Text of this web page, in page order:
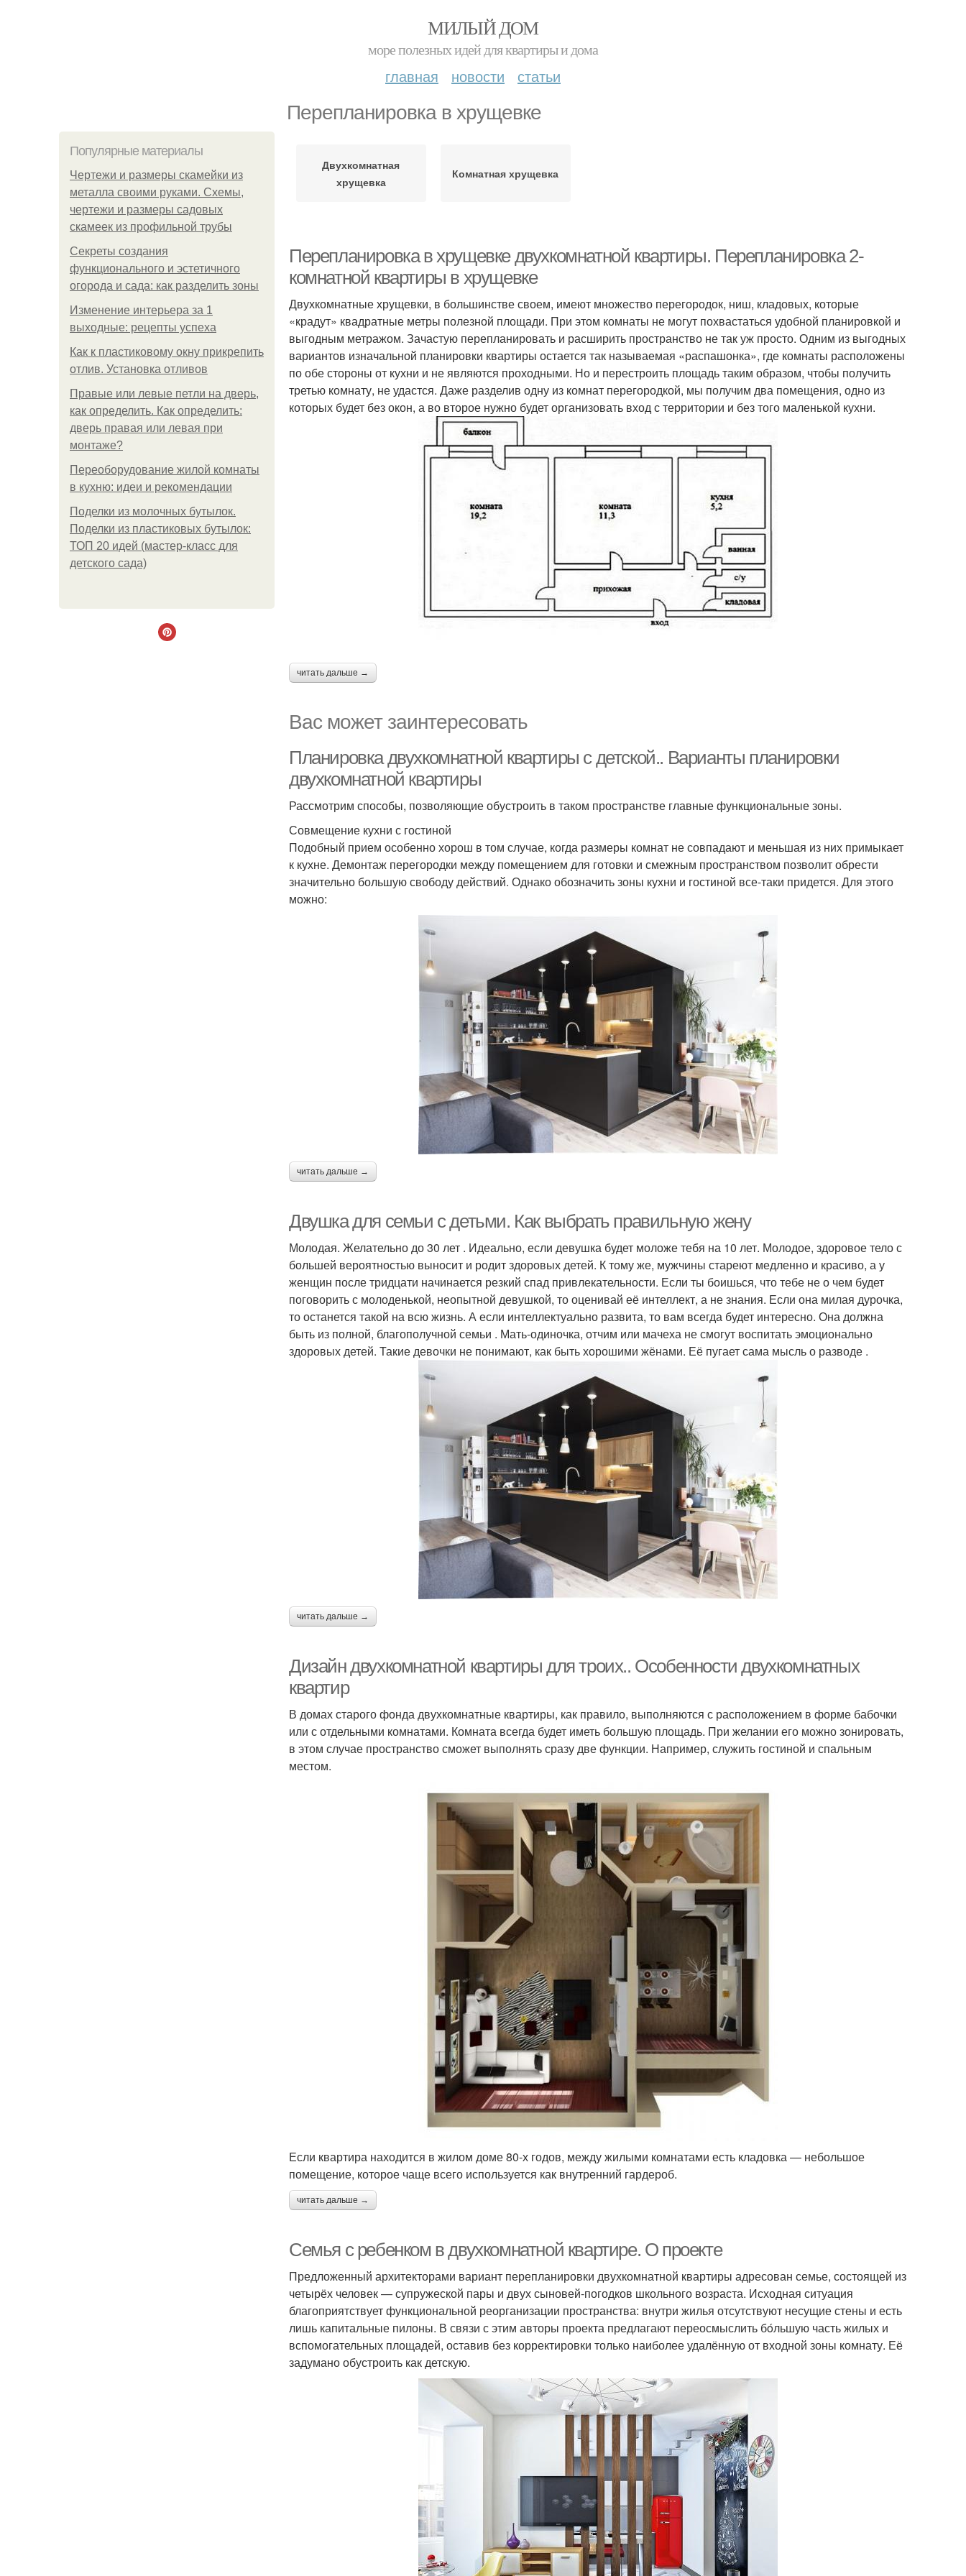
МИЛЫЙ ДОМ
море полезных идей для квартиры и дома
главная новости статьи
Перепланировка в хрущевке
Популярные материалы
Чертежи и размеры скамейки из
металла своими руками. Схемы,
чертежи и размеры садовых
скамеек из профильной трубы
Секреты создания
функционального и эстетичного
огорода и сада: как разделить зоны
Изменение интерьера за 1
выходные: рецепты успеха
Как к пластиковому окну прикрепить
отлив. Установка отливов
Правые или левые петли на дверь,
как определить. Как определить:
дверь правая или левая при
монтаже?
Переоборудование жилой комнаты
в кухню: идеи и рекомендации
Поделки из молочных бутылок.
Поделки из пластиковых бутылок:
ТОП 20 идей (мастер-класс для
детского сада)
Двухкомнатная
хрущевка
Комнатная хрущевка
Перепланировка в хрущевке двухкомнатной квартиры. Перепланировка 2-
комнатной квартиры в хрущевке
Двухкомнатные хрущевки, в большинстве своем, имеют множество перегородок, ниш, кладовых, которые
«крадут» квадратные метры полезной площади. При этом комнаты не могут похвастаться удобной планировкой и
выгодным метражом. Зачастую перепланировать и расширить пространство не так уж просто. Одним из выгодных
вариантов изначальной планировки квартиры остается так называемая «распашонка», где комнаты расположены
по обе стороны от кухни и не являются проходными. Но и перестроить площадь таким образом, чтобы получить
третью комнату, не удастся. Даже разделив одну из комнат перегородкой, мы получим два помещения, одно из
которых будет без окон, а во второе нужно будет организовать вход с территории и без того маленькой кухни.
читать дальше →
Вас может заинтересовать
Планировка двухкомнатной квартиры с детской.. Варианты планировки
двухкомнатной квартиры
Рассмотрим способы, позволяющие обустроить в таком пространстве главные функциональные зоны.
Совмещение кухни с гостиной
Подобный прием особенно хорош в том случае, когда размеры комнат не совпадают и меньшая из них примыкает
к кухне. Демонтаж перегородки между помещением для готовки и смежным пространством позволит обрести
значительно большую свободу действий. Однако обозначить зоны кухни и гостиной все-таки придется. Для этого
можно:
читать дальше →
Двушка для семьи с детьми. Как выбрать правильную жену
Молодая. Желательно до 30 лет . Идеально, если девушка будет моложе тебя на 10 лет. Молодое, здоровое тело с
большей вероятностью выносит и родит здоровых детей. К тому же, мужчины стареют медленно и красиво, а у
женщин после тридцати начинается резкий спад привлекательности. Если ты боишься, что тебе не о чем будет
поговорить с молоденькой, неопытной девушкой, то оценивай её интеллект, а не знания. Если она милая дурочка,
то останется такой на всю жизнь. А если интеллектуально развита, то вам всегда будет интересно. Она должна
быть из полной, благополучной семьи . Мать-одиночка, отчим или мачеха не смогут воспитать эмоционально
здоровых детей. Такие девочки не понимают, как быть хорошими жёнами. Её пугает сама мысль о разводе .
читать дальше →
Дизайн двухкомнатной квартиры для троих.. Особенности двухкомнатных
квартир
В домах старого фонда двухкомнатные квартиры, как правило, выполняются с расположением в форме бабочки
или с отдельными комнатами. Комната всегда будет иметь большую площадь. При желании его можно зонировать,
в этом случае пространство сможет выполнять сразу две функции. Например, служить гостиной и спальным
местом.
Если квартира находится в жилом доме 80-х годов, между жилыми комнатами есть кладовка — небольшое
помещение, которое чаще всего используется как внутренний гардероб.
читать дальше →
Семья с ребенком в двухкомнатной квартире. О проекте
Предложенный архитекторами вариант перепланировки двухкомнатной квартиры адресован семье, состоящей из
четырёх человек — супружеской пары и двух сыновей-погодков школьного возраста. Исходная ситуация
благоприятствует функциональной реорганизации пространства: внутри жилья отсутствуют несущие стены и есть
лишь капитальные пилоны. В связи с этим авторы проекта предлагают переосмыслить бόльшую часть жилых и
вспомогательных площадей, оставив без корректировки только наиболее удалённую от входной зоны комнату. Её
задумано обустроить как детскую.